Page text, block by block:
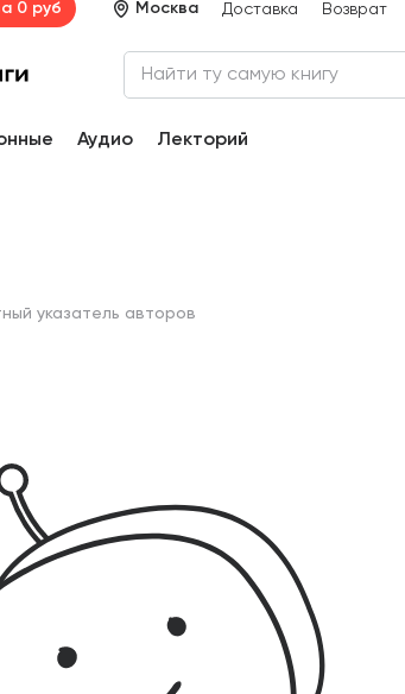
0 руб Москва Доставка Возврат
Аудио Лекторий
указатель авторов